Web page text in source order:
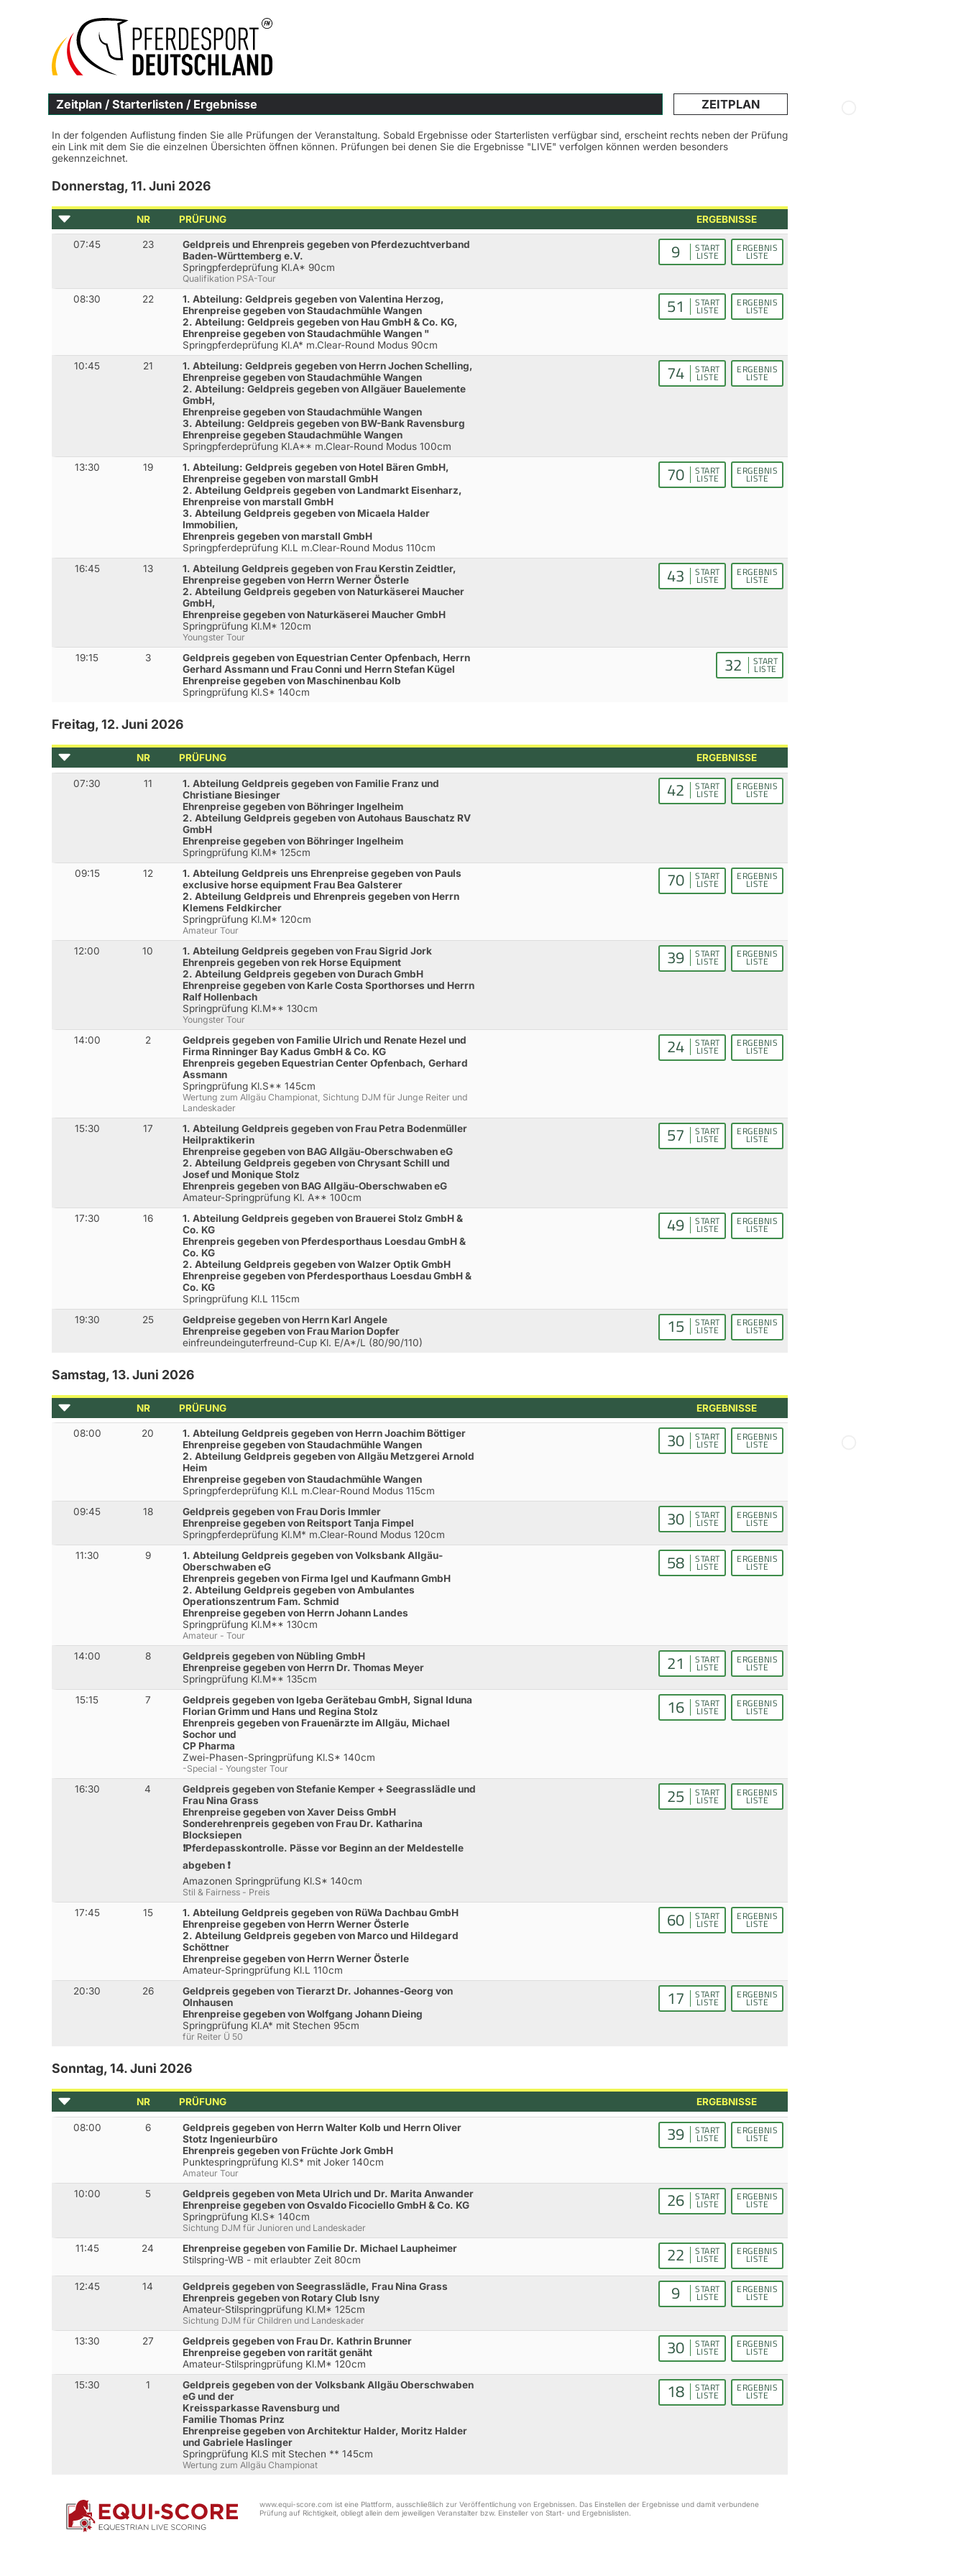
Zeitplan / Starterlisten / Ergebnisse ZEITPLAN
In der folgenden Auflistung finden Sie alle Prüfungen der Veranstaltung. Sobald Ergebnisse oder Starterlisten verfügbar sind, erscheint rechts neben der Prüfung
ein Link mit dem Sie die einzelnen Übersichten öffnen können. Prüfungen bei denen Sie die Ergebnisse "LIVE" verfolgen können werden besonders
gekennzeichnet.
Donnerstag, 11. Juni 2026
NR PRÜFUNG ERGEBNISSE
07:45 23
Geldpreis und Ehrenpreis gegeben von Pferdezuchtverband
Baden-Württemberg e.V.
Springpferdeprüfung Kl.A* 90cm
Qualifikation PSA-Tour
9 START
LISTE
ERGEBNIS
LISTE
08:30 22
1. Abteilung: Geldpreis gegeben von Valentina Herzog,
Ehrenpreise gegeben von Staudachmühle Wangen
2. Abteilung: Geldpreis gegeben von Hau GmbH & Co. KG,
Ehrenpreise gegeben von Staudachmühle Wangen "
Springpferdeprüfung Kl.A* m.Clear-Round Modus 90cm
51 START
LISTE
ERGEBNIS
LISTE
10:45 21
1. Abteilung: Geldpreis gegeben von Herrn Jochen Schelling,
Ehrenpreise gegeben von Staudachmühle Wangen
2. Abteilung: Geldpreis gegeben von Allgäuer Bauelemente
GmbH,
Ehrenpreise gegeben von Staudachmühle Wangen
3. Abteilung: Geldpreis gegeben von BW-Bank Ravensburg
Ehrenpreise gegeben Staudachmühle Wangen
Springpferdeprüfung Kl.A** m.Clear-Round Modus 100cm
74 START
LISTE
ERGEBNIS
LISTE
13:30 19
1. Abteilung: Geldpreis gegeben von Hotel Bären GmbH,
Ehrenpreise gegeben von marstall GmbH
2. Abteilung Geldpreis gegeben von Landmarkt Eisenharz,
Ehrenpreise von marstall GmbH
3. Abteilung Geldpreis gegeben von Micaela Halder
Immobilien,
Ehrenpreis gegeben von marstall GmbH
Springpferdeprüfung Kl.L m.Clear-Round Modus 110cm
70 START
LISTE
ERGEBNIS
LISTE
16:45 13
1. Abteilung Geldpreis gegeben von Frau Kerstin Zeidtler,
Ehrenpreise gegeben von Herrn Werner Österle
2. Abteilung Geldpreis gegeben von Naturkäserei Maucher
GmbH,
Ehrenpreise gegeben von Naturkäserei Maucher GmbH
Springprüfung Kl.M* 120cm
Youngster Tour
43 START
LISTE
ERGEBNIS
LISTE
19:15 3
Geldpreis gegeben von Equestrian Center Opfenbach, Herrn
Gerhard Assmann und Frau Conni und Herrn Stefan Kügel
Ehrenpreise gegeben von Maschinenbau Kolb
Springprüfung Kl.S* 140cm
32 START
LISTE
Freitag, 12. Juni 2026
NR PRÜFUNG ERGEBNISSE
07:30 11
1. Abteilung Geldpreis gegeben von Familie Franz und
Christiane Biesinger
Ehrenpreise gegeben von Böhringer Ingelheim
2. Abteilung Geldpreis gegeben von Autohaus Bauschatz RV
GmbH
Ehrenpreise gegeben von Böhringer Ingelheim
Springprüfung Kl.M* 125cm
42 START
LISTE
ERGEBNIS
LISTE
09:15 12
1. Abteilung Geldpreis uns Ehrenpreise gegeben von Pauls
exclusive horse equipment Frau Bea Galsterer
2. Abteilung Geldpreis und Ehrenpreis gegeben von Herrn
Klemens Feldkircher
Springprüfung Kl.M* 120cm
Amateur Tour
70 START
LISTE
ERGEBNIS
LISTE
12:00 10
1. Abteilung Geldpreis gegeben von Frau Sigrid Jork
Ehrenpreis gegeben von rek Horse Equipment
2. Abteilung Geldpreis gegeben von Durach GmbH
Ehrenpreise gegeben von Karle Costa Sporthorses und Herrn
Ralf Hollenbach
Springprüfung Kl.M** 130cm
Youngster Tour
39 START
LISTE
ERGEBNIS
LISTE
14:00 2
Geldpreis gegeben von Familie Ulrich und Renate Hezel und
Firma Rinninger Bay Kadus GmbH & Co. KG
Ehrenpreis gegeben Equestrian Center Opfenbach, Gerhard
Assmann
Springprüfung Kl.S** 145cm
Wertung zum Allgäu Championat, Sichtung DJM für Junge Reiter und
Landeskader
24 START
LISTE
ERGEBNIS
LISTE
15:30 17
1. Abteilung Geldpreis gegeben von Frau Petra Bodenmüller
Heilpraktikerin
Ehrenpreise gegeben von BAG Allgäu-Oberschwaben eG
2. Abteilung Geldpreis gegeben von Chrysant Schill und
Josef und Monique Stolz
Ehrenpreis gegeben von BAG Allgäu-Oberschwaben eG
Amateur-Springprüfung Kl. A** 100cm
57 START
LISTE
ERGEBNIS
LISTE
17:30 16
1. Abteilung Geldpreis gegeben von Brauerei Stolz GmbH &
Co. KG
Ehrenpreis gegeben von Pferdesporthaus Loesdau GmbH &
Co. KG
2. Abteilung Geldpreis gegeben von Walzer Optik GmbH
Ehrenpreise gegeben von Pferdesporthaus Loesdau GmbH &
Co. KG
Springprüfung Kl.L 115cm
49 START
LISTE
ERGEBNIS
LISTE
19:30 25
Geldpreise gegeben von Herrn Karl Angele
Ehrenpreise gegeben von Frau Marion Dopfer
einfreundeinguterfreund-Cup Kl. E/A*/L (80/90/110)
15 START
LISTE
ERGEBNIS
LISTE
Samstag, 13. Juni 2026
NR PRÜFUNG ERGEBNISSE
08:00 20
1. Abteilung Geldpreis gegeben von Herrn Joachim Böttiger
Ehrenpreise gegeben von Staudachmühle Wangen
2. Abteilung Geldpreis gegeben von Allgäu Metzgerei Arnold
Heim
Ehrenpreise gegeben von Staudachmühle Wangen
Springpferdeprüfung Kl.L m.Clear-Round Modus 115cm
30 START
LISTE
ERGEBNIS
LISTE
09:45 18
Geldpreis gegeben von Frau Doris Immler
Ehrenpreise gegeben von Reitsport Tanja Fimpel
Springpferdeprüfung Kl.M* m.Clear-Round Modus 120cm
30 START
LISTE
ERGEBNIS
LISTE
11:30 9
1. Abteilung Geldpreis gegeben von Volksbank Allgäu-
Oberschwaben eG
Ehrenpreis gegeben von Firma Igel und Kaufmann GmbH
2. Abteilung Geldpreis gegeben von Ambulantes
Operationszentrum Fam. Schmid
Ehrenpreise gegeben von Herrn Johann Landes
Springprüfung Kl.M** 130cm
Amateur - Tour
58 START
LISTE
ERGEBNIS
LISTE
14:00 8
Geldpreis gegeben von Nübling GmbH
Ehrenpreise gegeben von Herrn Dr. Thomas Meyer
Springprüfung Kl.M** 135cm
21 START
LISTE
ERGEBNIS
LISTE
15:15 7
Geldpreis gegeben von Igeba Gerätebau GmbH, Signal Iduna
Florian Grimm und Hans und Regina Stolz
Ehrenpreis gegeben von Frauenärzte im Allgäu, Michael
Sochor und
CP Pharma
Zwei-Phasen-Springprüfung Kl.S* 140cm
-Special - Youngster Tour
16 START
LISTE
ERGEBNIS
LISTE
16:30 4
Geldpreis gegeben von Stefanie Kemper + Seegrasslädle und
Frau Nina Grass
Ehrenpreise gegeben von Xaver Deiss GmbH
Sonderehrenpreis gegeben von Frau Dr. Katharina
Blocksiepen
❗️Pferdepasskontrolle. Pässe vor Beginn an der Meldestelle
abgeben ❗️
Amazonen Springprüfung Kl.S* 140cm
Stil & Fairness - Preis
25 START
LISTE
ERGEBNIS
LISTE
17:45 15
1. Abteilung Geldpreis gegeben von RüWa Dachbau GmbH
Ehrenpreise gegeben von Herrn Werner Österle
2. Abteilung Geldpreis gegeben von Marco und Hildegard
Schöttner
Ehrenpreise gegeben von Herrn Werner Österle
Amateur-Springprüfung Kl.L 110cm
60 START
LISTE
ERGEBNIS
LISTE
20:30 26
Geldpreis gegeben von Tierarzt Dr. Johannes-Georg von
Olnhausen
Ehrenpreise gegeben von Wolfgang Johann Dieing
Springprüfung Kl.A* mit Stechen 95cm
für Reiter Ü 50
17 START
LISTE
ERGEBNIS
LISTE
Sonntag, 14. Juni 2026
NR PRÜFUNG ERGEBNISSE
08:00 6
Geldpreis gegeben von Herrn Walter Kolb und Herrn Oliver
Stotz Ingenieurbüro
Ehrenpreis gegeben von Früchte Jork GmbH
Punktespringprüfung Kl.S* mit Joker 140cm
Amateur Tour
39 START
LISTE
ERGEBNIS
LISTE
10:00 5
Geldpreis gegeben von Meta Ulrich und Dr. Marita Anwander
Ehrenpreise gegeben von Osvaldo Ficociello GmbH & Co. KG
Springprüfung Kl.S* 140cm
Sichtung DJM für Junioren und Landeskader
26 START
LISTE
ERGEBNIS
LISTE
11:45 24
Ehrenpreise gegeben von Familie Dr. Michael Laupheimer
Stilspring-WB - mit erlaubter Zeit 80cm
22 START
LISTE
ERGEBNIS
LISTE
12:45 14
Geldpreis gegeben von Seegrasslädle, Frau Nina Grass
Ehrenpreis gegeben von Rotary Club Isny
Amateur-Stilspringprüfung Kl.M* 125cm
Sichtung DJM für Children und Landeskader
9 START
LISTE
ERGEBNIS
LISTE
13:30 27
Geldpreis gegeben von Frau Dr. Kathrin Brunner
Ehrenpreise gegeben von rarität genäht
Amateur-Stilspringprüfung Kl.M* 120cm
30 START
LISTE
ERGEBNIS
LISTE
15:30 1
Geldpreis gegeben von der Volksbank Allgäu Oberschwaben
eG und der
Kreissparkasse Ravensburg und
Familie Thomas Prinz
Ehrenpreise gegeben von Architektur Halder, Moritz Halder
und Gabriele Haslinger
Springprüfung Kl.S mit Stechen ** 145cm
Wertung zum Allgäu Championat
18 START
LISTE
ERGEBNIS
LISTE
www.equi-score.com ist eine Plattform, ausschließlich zur Veröffentlichung von Ergebnissen. Das Einstellen der Ergebnisse und damit verbundene
Prüfung auf Richtigkeit, obliegt allein dem jeweiligen Veranstalter bzw. Einsteller von Start- und Ergebnislisten.